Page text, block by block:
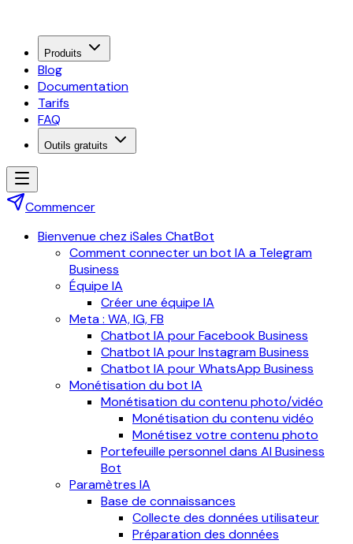
Produits
Blog
Documentation
Tarifs
FAQ
Outils gratuits
Commencer
Bienvenue chez iSales ChatBot
Comment connecter un bot IA a Telegram
Business
Équipe IA
Créer une équipe IA
Meta : WA, IG, FB
Chatbot IA pour Facebook Business
Chatbot IA pour Instagram Business
Chatbot IA pour WhatsApp Business
Monétisation du bot IA
Monétisation du contenu photo/vidéo
Monétisation du contenu vidéo
Monétisez votre contenu photo
Portefeuille personnel dans AI Business
Bot
Paramètres IA
Base de connaissances
Collecte des données utilisateur
Préparation des données